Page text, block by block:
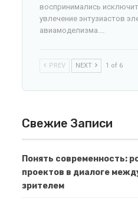
воспринимались
увлечение энтузиастов
авиамоделизма.…
PREV NEXT 1 of 6
Свежие Записи
Понять современность:
проектов в диалоге
зрителем